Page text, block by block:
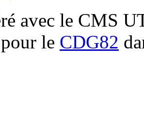
avec le CMS
pour le CDG82